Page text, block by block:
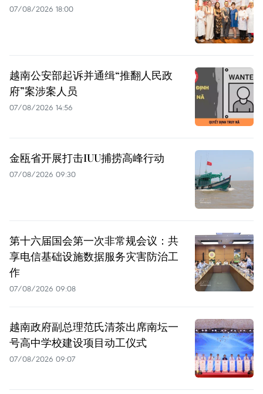
07/08/2026 18:00
越南公安部起诉并通缉“推翻人民政
府”案涉案人员
07/08/2026 14:56
金瓯省开展打击IUU捕捞高峰行动
07/08/2026 09:30
第十六届国会第一次非常规会议：共
享电信基础设施数据服务灾害防治工
作
07/08/2026 09:08
越南政府副总理范氏清茶出席南坛一
号高中学校建设项目动工仪式
07/08/2026 09:07